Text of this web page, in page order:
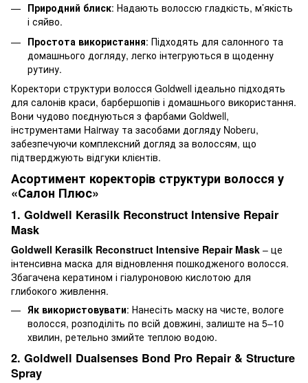
Природний блиск: Надають волоссю гладкість, м’якість
і сяйво.
Простота використання: Підходять для салонного та
домашнього догляду, легко інтегруються в щоденну
рутину.
Коректори структури волосся Goldwell ідеально підходять
для салонів краси, барбершопів і домашнього використання.
Вони чудово поєднуються з фарбами Goldwell,
інструментами Hairway та засобами догляду Noberu,
забезпечуючи комплексний догляд за волоссям, що
підтверджують відгуки клієнтів.
Асортимент коректорів структури волосся у
«Салон Плюс»
1. Goldwell Kerasilk Reconstruct Intensive Repair
Mask
Goldwell Kerasilk Reconstruct Intensive Repair Mask – це
інтенсивна маска для відновлення пошкодженого волосся.
Збагачена кератином і гіалуроновою кислотою для
глибокого живлення.
Як використовувати: Нанесіть маску на чисте, вологе
волосся, розподіліть по всій довжині, залиште на 5–10
хвилин, ретельно змийте теплою водою.
2. Goldwell Dualsenses Bond Pro Repair & Structure
Spray